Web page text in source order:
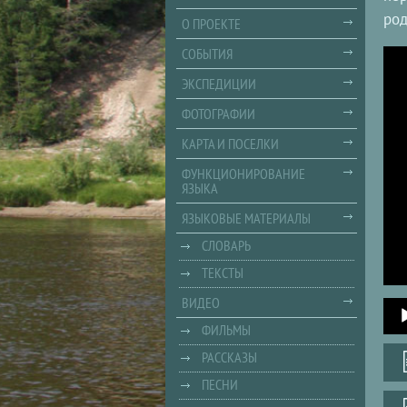
Audio
О ПРОЕКТЕ
СОБЫТИЯ
ЭКСПЕДИЦИИ
ФОТОГРАФИИ
КАРТА И ПОСЕЛКИ
ФУНКЦИОНИРОВАНИЕ
ЯЗЫКА
ЯЗЫКОВЫЕ МАТЕРИАЛЫ
СЛОВАРЬ
ТЕКСТЫ
ВИДЕО
ФИЛЬМЫ
РАССКАЗЫ
ПЕСНИ